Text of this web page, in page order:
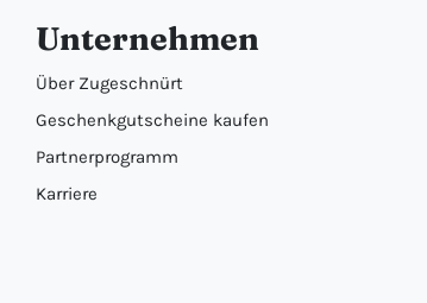
Unternehmen
Über Zugeschnürt
Geschenkgutscheine kaufen
Partnerprogramm
Karriere